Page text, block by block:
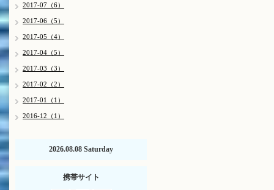
2017-07（6）
2017-06（5）
2017-05（4）
2017-04（5）
2017-03（3）
2017-02（2）
2017-01（1）
2016-12（1）
2026.08.08 Saturday
携帯サイト